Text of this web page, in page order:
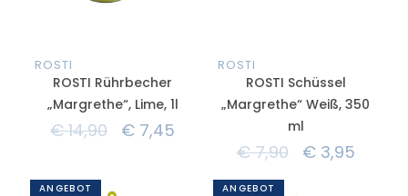
ROSTI
ROSTI Rührbecher
„Margrethe“, Lime, 1l
€14,90 € 7,45
ROSTI
ROSTI Schüssel
„Margrethe“ Weiß, 350
ml
€7,90 €3,95
ANGEBOT ANGEBOT